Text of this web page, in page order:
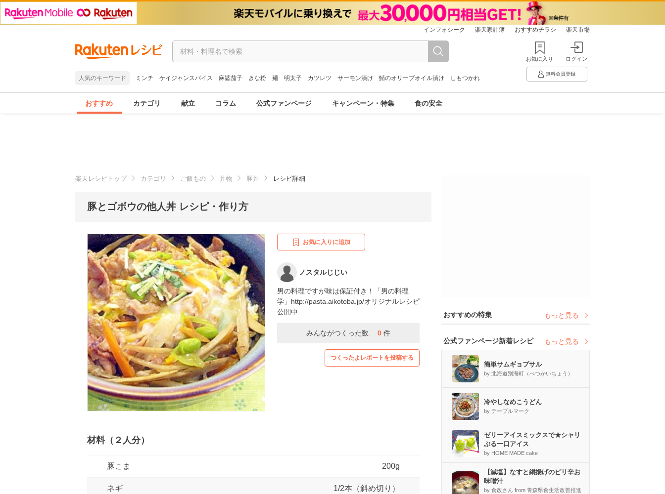
インフォシーク 楽天家計簿 おすすめチラシ 楽天市場
人気のキーワード ミンチ ケイジャンスパイス 麻婆茄子 きな粉 麺 明太子 カツレツ サーモン漬け 鯖のオリーブオイル漬け しもつかれ
お気に入り ログイン
無料会員登録
おすすめ カテゴリ 献立 コラム 公式ファンページ キャンペーン・特集 食の安全
楽天レシピトップ カテゴリ ご飯もの 丼物 豚丼 レシピ詳細
豚とゴボウの他人丼 レシピ・作り方
お気に入りに追加
ノスタルじじい
男の料理ですが味は保証付き！「男の料理
学」http://pasta.aikotoba.jp/オリジナルレシピ
公開中
みんながつくった数 0 件
つくったよレポートを投稿する
材料（２人分）
豚こま 200g
ネギ 1/2本（斜め切り）
おすすめの特集 もっと見る
公式ファンページ新着レシピ もっと見る
簡単サムギョプサル
by 北海道別海町（べつかいちょう）
冷やしなめこうどん
by テーブルマーク
ゼリーアイスミックスで★シャリ
ぷる一口アイス
by HOME MADE cake
【減塩】なすと絹揚げのピリ辛お
味噌汁
by 食改さん from 青森県食生活改善推進